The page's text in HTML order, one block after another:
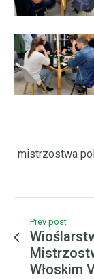
mistrzostwa
Prev post
Włoskim